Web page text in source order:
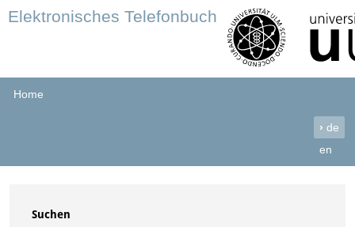
Elektronisches Telefonbuch
Home
› de
en
Suchen